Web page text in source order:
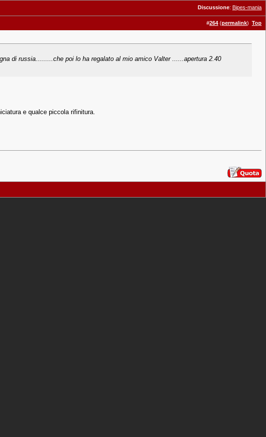
Discussione: Bipes-mania
#264 (permalink) Top
di russia.........che poi lo ha regalato al mio amico Valter ......apertura 2.40
e qualce piccola rifinitura.